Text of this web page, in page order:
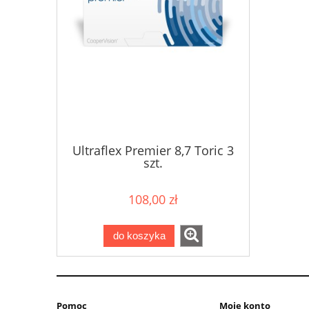
Ultraflex Premier 8,7 Toric 3
szt.
108,00 zł
do koszyka
Pomoc Moje konto